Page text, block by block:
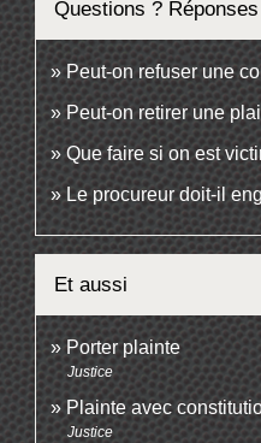
Questions ?
Peut-on refuser une
Peut-on retirer une
Que faire si on est
Le procureur doit-il
Et aussi
Porter plainte
Justice
Plainte avec
Justice